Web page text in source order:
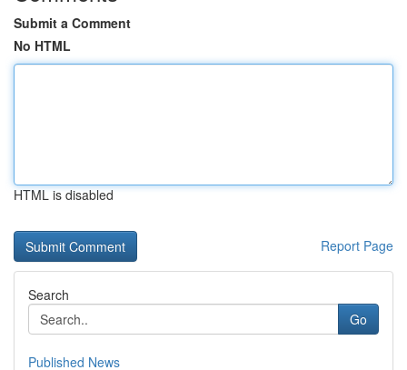
Submit a Comment
No HTML
HTML is disabled
Report Page
Search
Go
Published News